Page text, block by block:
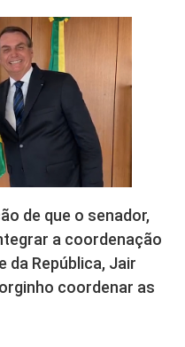
de que o senador,
a coordenação
da República, Jair
coordenar as